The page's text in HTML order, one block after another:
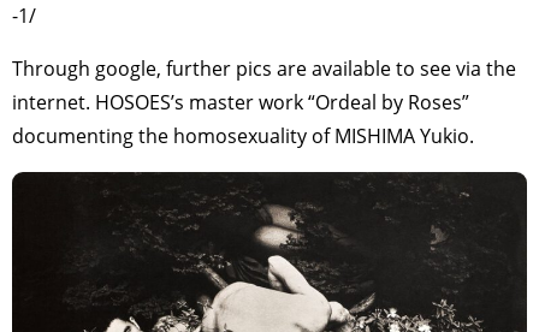
-1/
Through google, further pics are available to see via the
internet. HOSOES’s master work “Ordeal by Roses”
documenting the homosexuality of MISHIMA Yukio.